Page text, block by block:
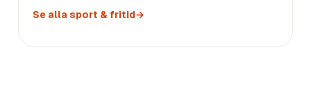
Se allasport & fritid→